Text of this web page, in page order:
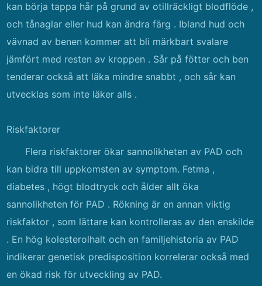
kan börja tappa hår på grund av otillräckligt blodflöde ,
och tånaglar eller hud kan ändra färg . Ibland hud och
vävnad av benen kommer att bli märkbart svalare
jämfört med resten av kroppen . Sår på fötter och ben
tenderar också att läka mindre snabbt , och sår kan
utvecklas som inte läker alls .
Riskfaktorer
Flera riskfaktorer ökar sannolikheten av PAD och
kan bidra till uppkomsten av symptom. Fetma ,
diabetes , högt blodtryck och ålder allt öka
sannolikheten för PAD . Rökning är en annan viktig
riskfaktor , som lättare kan kontrolleras av den enskilde
. En hög kolesterolhalt och en familjehistoria av PAD
indikerar genetisk predisposition korrelerar också med
en ökad risk för utveckling av PAD.